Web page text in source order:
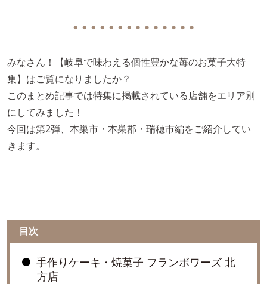
● ● ● ● ● ● ● ● ● ● ● ● ● ●
みなさん！【岐阜で味わえる個性豊かな苺のお菓子大特
集】はご覧になりましたか？
このまとめ記事では特集に掲載されている店舗をエリア別
にしてみました！
今回は第2弾、本巣市・本巣郡・瑞穂市編をご紹介してい
きます。
目次
手作りケーキ・焼菓子 フランボワーズ 北
方店